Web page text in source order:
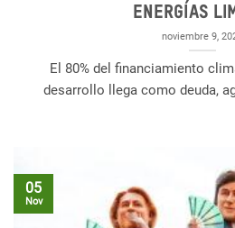
energías
noviembre 9,
El 80% del financiamiento
desarrollo llega como deuda,
05
Nov